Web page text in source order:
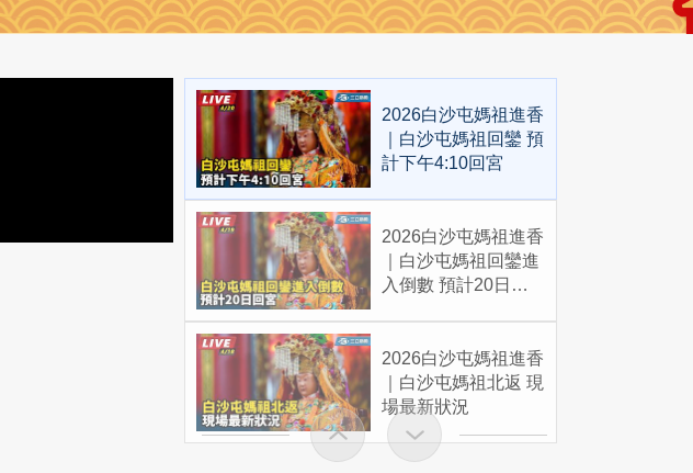
2026白沙屯媽祖進香
｜白沙屯媽祖回鑾 預
計下午4:10回宮
2026白沙屯媽祖進香
｜白沙屯媽祖回鑾進
入倒數 預計20日回
2026白沙屯媽祖進香
｜白沙屯媽祖北返 現
場最新狀況